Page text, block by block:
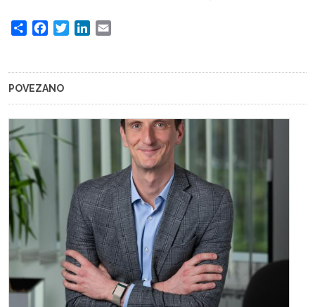
Share FacebookTwitterLinkedIn
POVEZANO